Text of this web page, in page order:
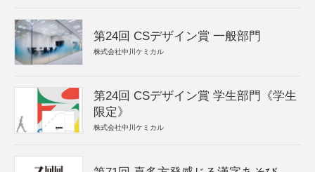
第24回 CSデザイン賞 一般部門
株式会社中川ケミカル
第24回 CSデザイン賞 学生部門《学生
限定》
株式会社中川ケミカル